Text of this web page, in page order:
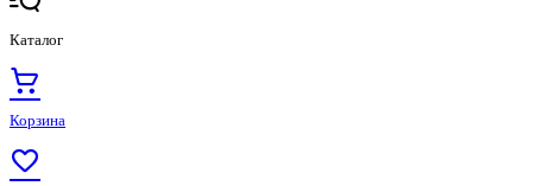
Каталог
Корзина